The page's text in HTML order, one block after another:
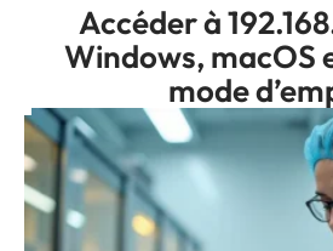
Accéder à
Windows, macOS
mode